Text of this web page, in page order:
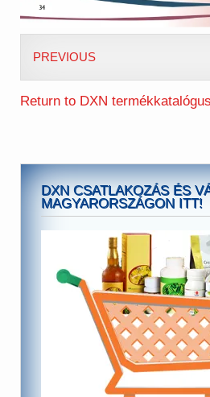
PREVIOUS
Return to DXN termékkatalógus
DXN CSATLAKOZÁS ÉS
MAGYARORSZÁGON ITT!